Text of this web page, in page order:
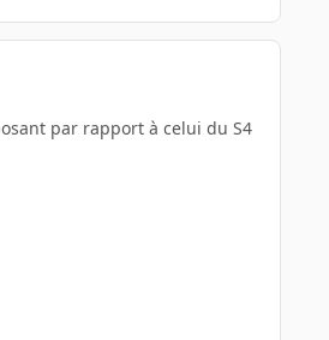
par rapport à celui du S4